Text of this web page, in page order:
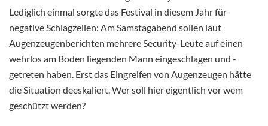
Lediglich einmal sorgte das Festival in diesem Jahr für
negative Schlagzeilen: Am Samstagabend sollen laut
Augenzeugenberichten mehrere Security-Leute auf einen
wehrlos am Boden liegenden Mann eingeschlagen und -
getreten haben. Erst das Eingreifen von Augenzeugen hätte
die Situation deeskaliert. Wer soll hier eigentlich vor wem
geschützt werden?